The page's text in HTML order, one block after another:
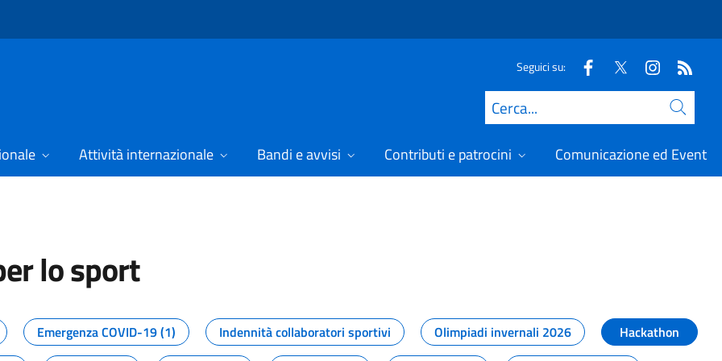
Seguici su:
Cerca
Attività internazionale Bandi e avvisi Contributi e patrocini Comunicazione ed Eventi
lo sport
dal Dipartimento per lo sport
Emergenza COVID-19 (1) Indennità collaboratori sportivi Olimpiadi invernali 2026
Hackathon